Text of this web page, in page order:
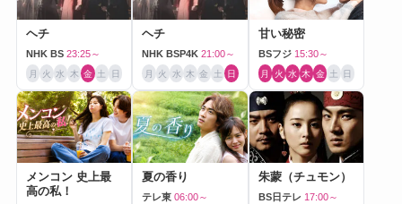
ヘチ
NHK BS 23:25～
月 火 水 木 金 土 日
ヘチ
NHK BSP4K 21:00～
月 火 水 木 金 土 日
甘い秘密
BSフジ 15:30～
月 火 水 木 金 土 日
メンコン 史上最
高の私！
夏の香り
テレ東 06:00～
朱蒙（チュモン）
BS日テレ 17:00～